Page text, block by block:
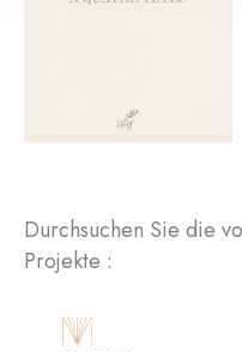
Durchsuchen Sie die
Projekte :